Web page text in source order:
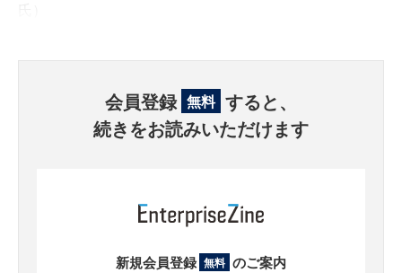
会員登録 無料 すると、
続きをお読みいただけます
新規会員登録 無料 のご案内